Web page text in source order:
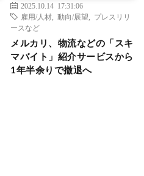
2025.10.14 17:31:06
雇用/人材
動向/展望
プレスリリ
ースなど
メルカリ、物流などの「スキ
マバイト」紹介サービスから
1年半余りで撤退へ